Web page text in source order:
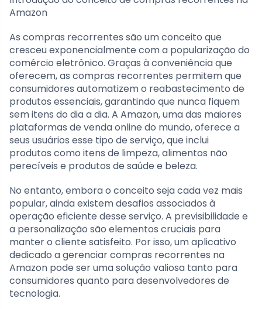
Amazon
As compras recorrentes são um conceito que
cresceu exponencialmente com a popularização do
comércio eletrônico. Graças à conveniência que
oferecem, as compras recorrentes permitem que
consumidores automatizem o reabastecimento de
produtos essenciais, garantindo que nunca fiquem
sem itens do dia a dia. A Amazon, uma das maiores
plataformas de venda online do mundo, oferece a
seus usuários esse tipo de serviço, que inclui
produtos como itens de limpeza, alimentos não
perecíveis e produtos de saúde e beleza.
No entanto, embora o conceito seja cada vez mais
popular, ainda existem desafios associados à
operação eficiente desse serviço. A previsibilidade e
a personalização são elementos cruciais para
manter o cliente satisfeito. Por isso, um aplicativo
dedicado a gerenciar compras recorrentes na
Amazon pode ser uma solução valiosa tanto para
consumidores quanto para desenvolvedores de
tecnologia.